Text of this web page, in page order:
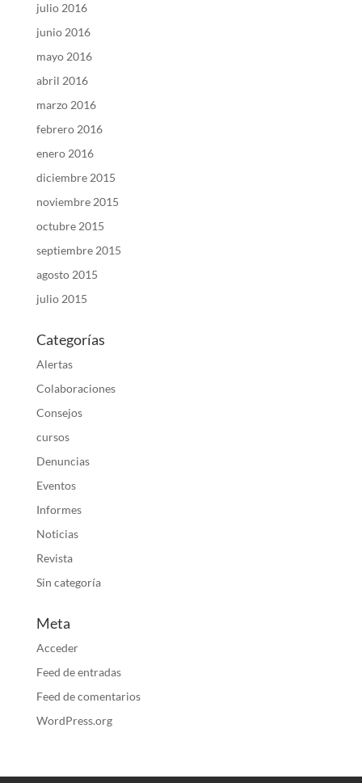
julio 2016
junio 2016
mayo 2016
abril 2016
marzo 2016
febrero 2016
enero 2016
diciembre 2015
noviembre 2015
octubre 2015
septiembre 2015
agosto 2015
julio 2015
Categorías
Alertas
Colaboraciones
Consejos
cursos
Denuncias
Eventos
Informes
Noticias
Revista
Sin categoría
Meta
Acceder
Feed de entradas
Feed de comentarios
WordPress.org